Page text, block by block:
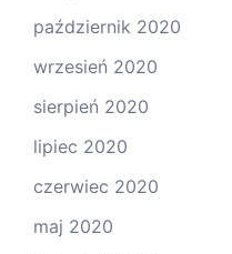
październik 2020
wrzesień 2020
sierpień 2020
lipiec 2020
czerwiec 2020
maj 2020